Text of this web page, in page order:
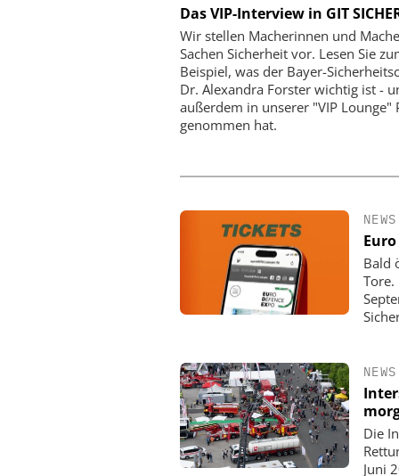
Das VIP-Interview in GIT
Wir stellen Macherinnen und
Sachen Sicherheit vor. Lesen Sie
Beispiel, was der Bayer-
Dr. Alexandra Forster wichtig ist -
außerdem in unserer "VIP Lounge"
genommen hat.
2026 - Leitmesse für
kritische Kommunikation
KLÜH SERVICE
Interview mit Klüh
Geschäftsführer Sven
über
Alarmempfangsstelle
Notruf- und
NEWS
Bald
Tore.
NEWS
Die
Juni